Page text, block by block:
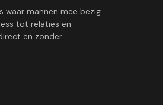
waar mannen mee bezig
tot relaties en
en zonder